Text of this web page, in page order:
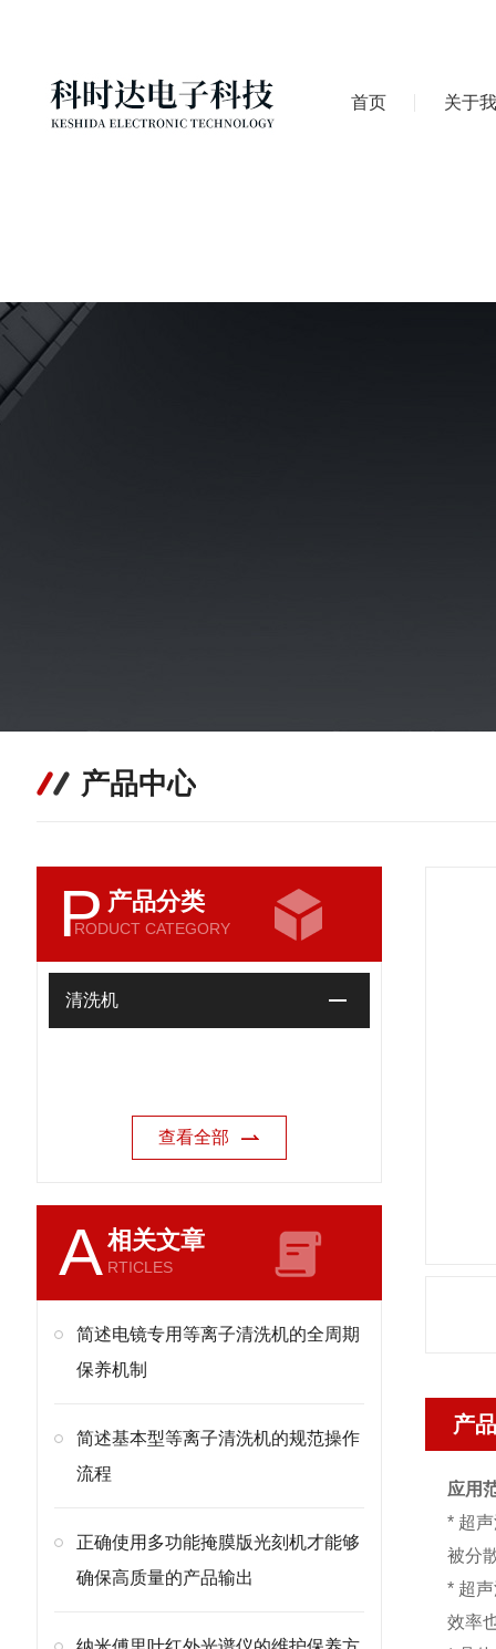
首页 关于
产品中心
P 产品分类
RODUCT CATEGORY
清洗机
查看全部
A相关文章
RTICLES
简述电镜专用等离子清洗机的全周期
保养机制
简述基本型等离子清洗机的规范操作
流程
正确使用多功能掩膜版光刻机才能够
确保高质量的产品输出
产
应用
* 超
被分
* 超
效率